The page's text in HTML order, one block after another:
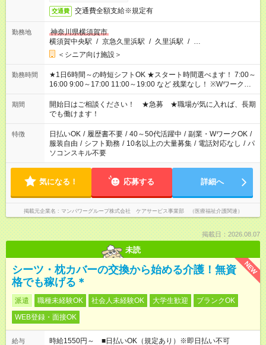
交通費 交通費全額支給※規定有
勤務地
神奈川県横須賀市
横須賀中央駅 / 京急久里浜駅 / 久里浜駅 / …
＜シニア向け施設＞
勤務時間
★1日6時間～の時短シフトOK ★スタート時間選べます！ 7:00～
16:00 9:00～17:00 11:00～19:00 など 残業なし！ ※Wワークの
場合、他のお仕事と合わせ週40時間超の就業はご案内できませ
ん ※法令に基づき、週20時間以上勤務は社会保険への加入対象
となります ※労働者派遣法（日雇い派遣の原則禁止）により、
短時間・短期間の就業はご案内が難しい場合があります
期間
開始日はご相談ください！ ★急募 ★職場が気に入れば、長期
でも働けます！
特徴 日払いOK / 履歴書不要 / 40～50代活躍中 / 副業・WワークOK /
服装自由 / シフト勤務 / 10名以上の大量募集 / 電話対応なし / パ
ソコンスキル不要
気になる！ 応募する 詳細へ
掲載元企業名 マンパワーグループ株式会社 ケアサービス事業部 （医療福祉介護関連）
掲載日：2026.08.07
未読
NEW
シーツ・枕カバーの交換から始める介護！無資
格でも稼げる＊
派遣 職種未経験OK 社会人未経験OK 大学生歓迎
ブランクOK
WEB登録・面接OK
給与 時給1550円～ ■日払いOK（規定あり）※即日払い不可